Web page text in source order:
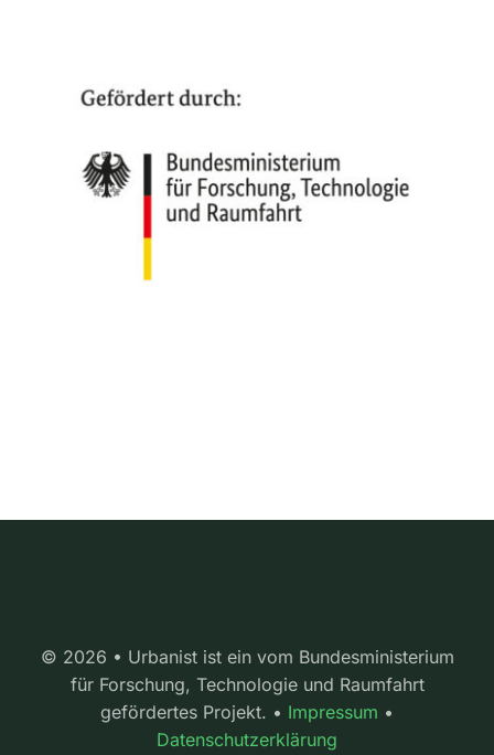
© 2026 • Urbanist ist ein vom Bundesministerium
für Forschung, Technologie und Raumfahrt
gefördertes Projekt. • Impressum •
Datenschutzerklärung